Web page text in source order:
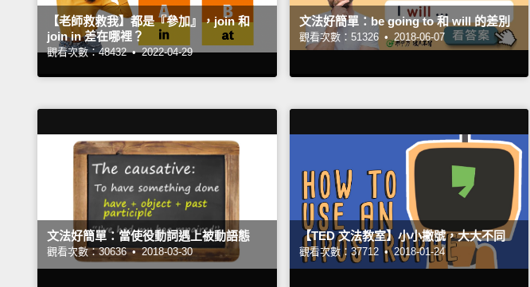
【老師救救我】都是『參加』，join 和
join in 差在哪裡？
觀看次數：48432 • 2022-04-29
文法好簡單：be going to 和 will 的差別
觀看次數：51326 • 2018-06-07
文法好簡單：當使役動詞遇上被動語態
觀看次數：30636 • 2018-03-30
【TED 文法教室】小小撇號，大大不同
觀看次數：37712 • 2018-01-24